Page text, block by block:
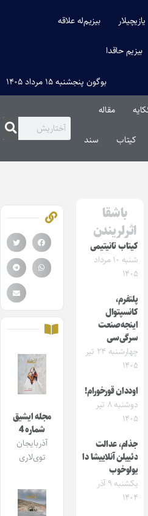
یازیچیلار بیزیم‌له علاقه
بیزیم حاقدا
بوگون پنجشنبه ۱۵ مرداد ۱۴۰۵
مقاله‌
کیتاب سند
باشقا
اثرلریندن
کیتاب تانیتیمی
شنبه ۱۰ مرداد
۱۴۰۵
پلتفرم،
کانسپتوال
اینجه‌صنعت
سرگی‌سی
چهارشنبه ۲۴ تیر
۱۴۰۵
اوددان قورخورام!
دوشنبه ۸ تیر
۱۴۰۵
جذام، عدالت
دئییلن آنلاییشا دا
یولوخوب
یکشنبه ۹ آذر
۱۴۰۴
مجله ایشیق
شماره 4
آذربایجان
توی‌لاری